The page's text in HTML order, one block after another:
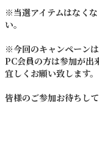
※当選アイテムはなく
い。
※今回のキャンペーン
PC会員の方は参加が出
宜しくお願い致します。
皆様のご参加お待ちして